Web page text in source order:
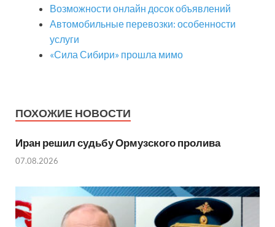
Возможности онлайн досок объявлений
Автомобильные перевозки: особенности
услуги
«Сила Сибири» прошла мимо
ПОХОЖИЕ НОВОСТИ
Иран решил судьбу Ормузского пролива
07.08.2026